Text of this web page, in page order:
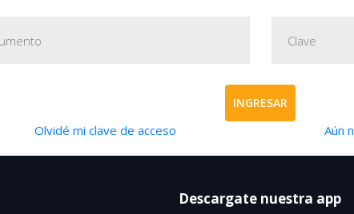
INGRESAR
Olvidé mi clave de acceso Aún
Descargate nuestra app